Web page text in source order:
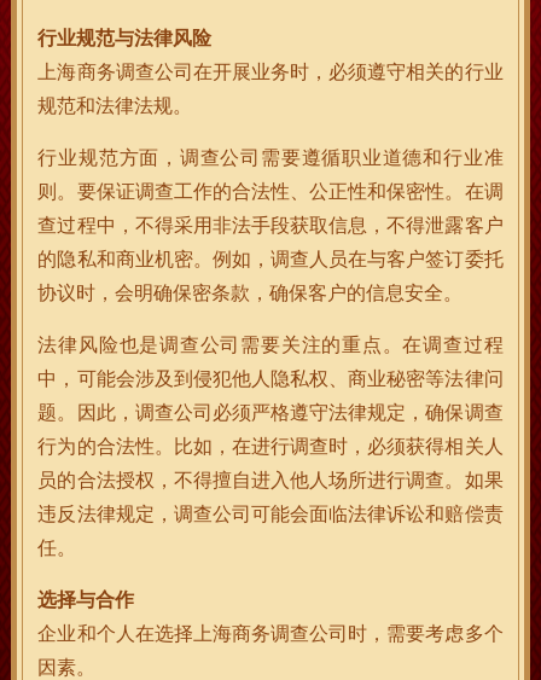
行业规范与法律风险
上海商务调查公司在开展业务时，必须遵守相关的行业
规范和法律法规。
行业规范方面，调查公司需要遵循职业道德和行业准
则。要保证调查工作的合法性、公正性和保密性。在调
查过程中，不得采用非法手段获取信息，不得泄露客户
的隐私和商业机密。例如，调查人员在与客户签订委托
协议时，会明确保密条款，确保客户的信息安全。
法律风险也是调查公司需要关注的重点。在调查过程
中，可能会涉及到侵犯他人隐私权、商业秘密等法律问
题。因此，调查公司必须严格遵守法律规定，确保调查
行为的合法性。比如，在进行调查时，必须获得相关人
员的合法授权，不得擅自进入他人场所进行调查。如果
违反法律规定，调查公司可能会面临法律诉讼和赔偿责
任。
选择与合作
企业和个人在选择上海商务调查公司时，需要考虑多个
因素。